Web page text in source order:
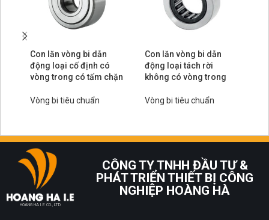
Con lăn vòng bi dẫn
động loại cố định có
vòng trong có tấm chặn
Vòng bi tiêu chuẩn
Con lăn vòng bi dẫn
động loại tách rời
không có vòng trong
Vòng bi tiêu chuẩn
HOANG HA I.E CO., LTD
CÔNG TY TNHH ĐẦU TƯ &
PHÁT TRIỂN THIẾT BỊ CÔNG
NGHIỆP HOÀNG HÀ